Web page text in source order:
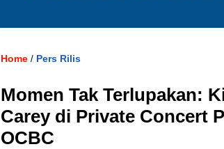
Home / Pers Rilis
Momen Tak Terlupakan:
Carey di Private Concert
OCBC